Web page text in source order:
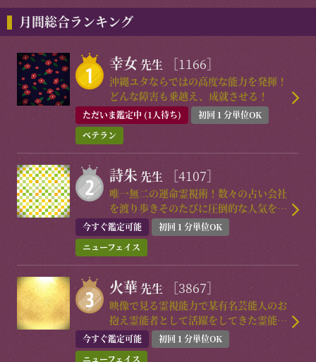
月間総合ランキング
幸女先生 ［1166］
沖縄ユタならではの高度な能力を発揮！
どんな障害も乗越え、成就させる！
ただいま鑑定中 (1人待ち)
初回１分単位OK
ベテラン
詩朱先生 ［4107］
唯一無二の運命霊視術！数々の占い会社
を渡り歩きそのたびに圧倒的な人気を集
めた実力派降臨！
今すぐ鑑定可能
初回１分単位OK
ニューフェイス
火華先生 ［3867］
映像で見る霊視能力で某有名芸能人のお
抱え霊能者として活躍をしてきた霊能者
が電撃降臨！
今すぐ鑑定可能
初回１分単位OK
ニューフェイス